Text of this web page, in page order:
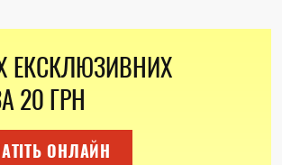
ЕКСКЛЮЗИВНИХ
20 ГРН
ОНЛАЙН